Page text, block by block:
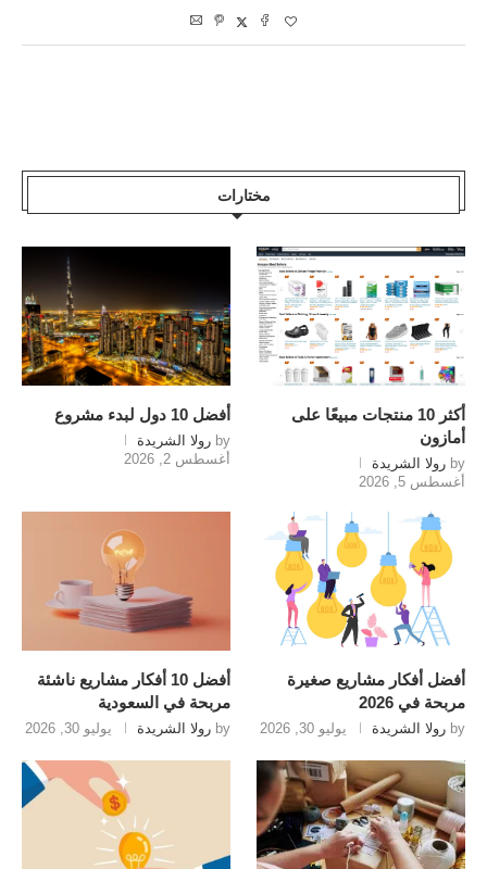
مختارات
أكثر 10 منتجات مبيعًا على
أمازون
by رولا الشريدة
أغسطس 5, 2026
أفضل 10 دول لبدء مشروع
by رولا الشريدة
أغسطس 2, 2026
أفضل أفكار مشاريع صغيرة
مربحة في 2026
by رولا الشريدة يوليو 30, 2026
أفضل 10 أفكار مشاريع ناشئة
مربحة في السعودية
by رولا الشريدة يوليو 30, 2026